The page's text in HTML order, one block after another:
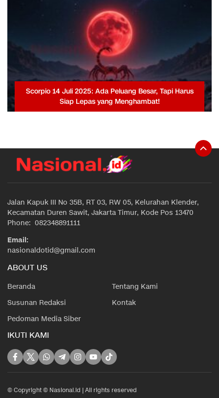
Scorpio 14 Juli 2025: Ada Peluang Besar, Tapi Harus
Siap Lepas yang Menghambat!
Jalan Kapuk III No 35B, RT 03, RW 05, Kelurahan Klender,
Kecamatan Duren Sawit, Jakarta Timur, Kode Pos 13470
Phone: 082348891111
Email:
nasionaldotid@gmail.com
ABOUT US
Beranda
Tentang Kami
Susunan Redaksi
Kontak
Pedoman Media Siber
IKUTI KAMI
© Copyright © Nasional.id | All rights reserved